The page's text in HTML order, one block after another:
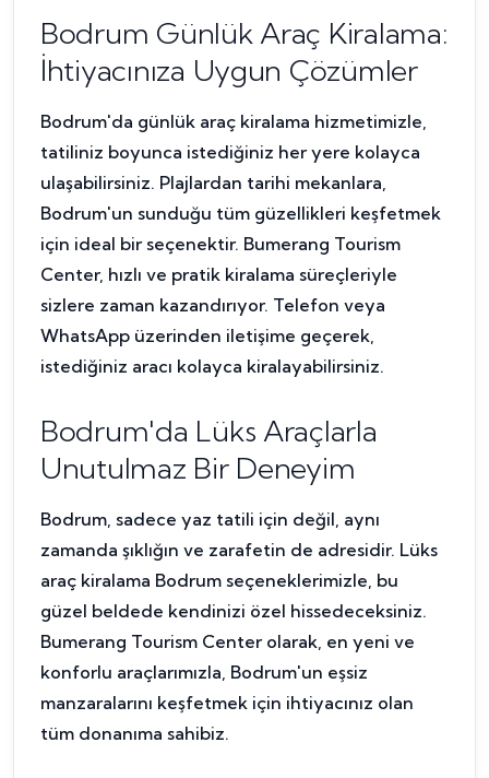
Bodrum Günlük Araç Kiralama:
İhtiyacınıza Uygun Çözümler
Bodrum'da günlük araç kiralama hizmetimizle,
tatiliniz boyunca istediğiniz her yere kolayca
ulaşabilirsiniz. Plajlardan tarihi mekanlara,
Bodrum'un sunduğu tüm güzellikleri keşfetmek
için ideal bir seçenektir. Bumerang Tourism
Center, hızlı ve pratik kiralama süreçleriyle
sizlere zaman kazandırıyor. Telefon veya
WhatsApp üzerinden iletişime geçerek,
istediğiniz aracı kolayca kiralayabilirsiniz.
Bodrum'da Lüks Araçlarla
Unutulmaz Bir Deneyim
Bodrum, sadece yaz tatili için değil, aynı
zamanda şıklığın ve zarafetin de adresidir. Lüks
araç kiralama Bodrum seçeneklerimizle, bu
güzel beldede kendinizi özel hissedeceksiniz.
Bumerang Tourism Center olarak, en yeni ve
konforlu araçlarımızla, Bodrum'un eşsiz
manzaralarını keşfetmek için ihtiyacınız olan
tüm donanıma sahibiz.